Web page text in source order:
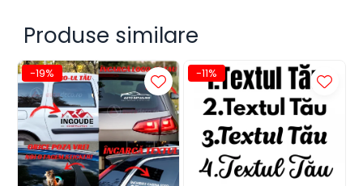
Produse similare
-19% -11%